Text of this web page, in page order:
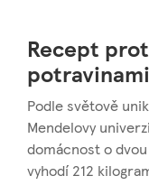
Recept
Podle světově
Mendelovy
domácnost o
vyhodí 212